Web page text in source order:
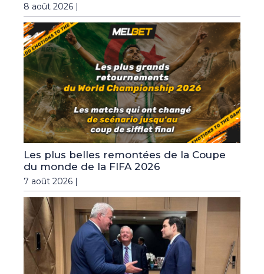
8 août 2026 |
Les plus belles remontées de la Coupe
du monde de la FIFA 2026
7 août 2026 |